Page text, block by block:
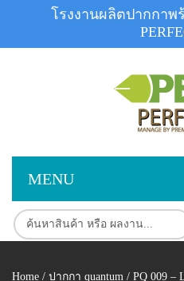
MENU
หน้าแรก
Home / ปากกา quantum / PQ 009 –
โรงงานผลิตปากกาพ